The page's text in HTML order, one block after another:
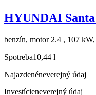
HYUNDAI Santa
benzín, motor 2.4 , 107 kW,
Spotreba10,44 l
Najazdenéneverejný údaj
Investícieneverejný údaj